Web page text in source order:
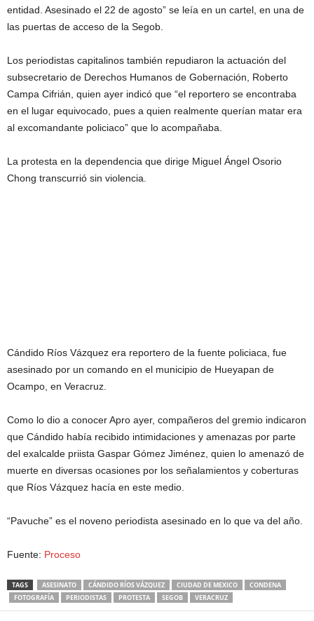
entidad. Asesinado el 22 de agosto” se leía en un cartel, en una de
las puertas de acceso de la Segob.
Los periodistas capitalinos también repudiaron la actuación del
subsecretario de Derechos Humanos de Gobernación, Roberto
Campa Cifrián, quien ayer indicó que “el reportero se encontraba
en el lugar equivocado, pues a quien realmente querían matar era
al excomandante policiaco” que lo acompañaba.
La protesta en la dependencia que dirige Miguel Ángel Osorio
Chong transcurrió sin violencia.
Cándido Ríos Vázquez era reportero de la fuente policiaca, fue
asesinado por un comando en el municipio de Hueyapan de
Ocampo, en Veracruz.
Como lo dio a conocer Apro ayer, compañeros del gremio indicaron
que Cándido había recibido intimidaciones y amenazas por parte
del exalcalde priista Gaspar Gómez Jiménez, quien lo amenazó de
muerte en diversas ocasiones por los señalamientos y coberturas
que Ríos Vázquez hacía en este medio.
“Pavuche” es el noveno periodista asesinado en lo que va del año.
Fuente: Proceso
TAGS ASESINATO CÁNDIDO RÍOS VÁZQUEZ CIUDAD DE MEXICO
CONDENA
FOTOGRAFÍA
PERIODISTAS PROTESTA SEGOB VERACRUZ